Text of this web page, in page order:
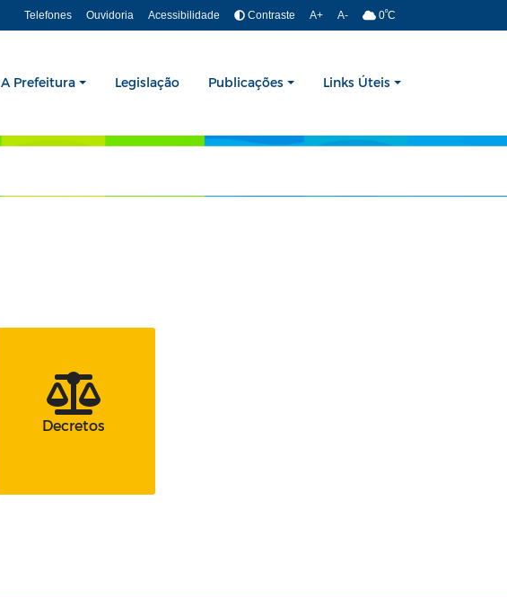
Telefones Ouvidoria Acessibilidade Contraste A+ A- 0ºC
A Prefeitura Legislação Publicações Links Úteis
Decretos